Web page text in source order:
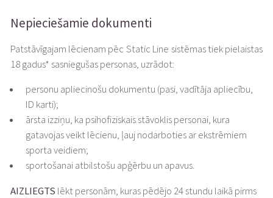
Nepieciešamie dokumenti
Patstāvīgajam lēcienam pēc Static Line sistēmas tiek pielaistas
18 gadus* sasniegušas personas, uzrādot:
personu apliecinošu dokumentu (pasi, vadītāja apliecību,
ID karti);
ārsta izziņu, ka psihofiziskais stāvoklis personai, kura
gatavojas veikt lēcienu, ļauj nodarboties ar ekstrēmiem
sporta veidiem;
sportošanai atbilstošu apģērbu un apavus.
AIZLIEGTS lēkt personām, kuras pēdējo 24 stundu laikā pirms